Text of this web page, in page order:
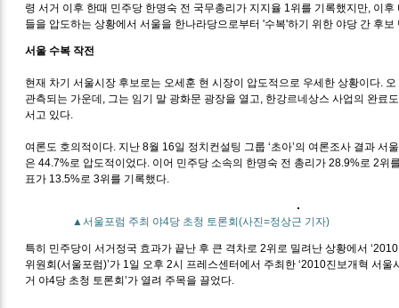
령 서거 이후 한때 민주당 한명숙 전 국무총리가 지지율 1위를 기록했지만, 이
들을 압도하는 상황에서 서울을 한나라당으로부터 '수복'하기 위한 야당 간 후
서울 수복 작전
현재 차기 서울시장 후보로는 오세훈 현 시장이 압도적으로 우세한 상황이다.
관측되는 가운데, 그는 임기 말 광화문 광장을 열고, 한강르네상스 사업의 완료
서고 있다.
여론도 호의적이다. 지난 8월 16일 정치컨설팅 그룹 ‘초아’의 여론조사 결과 서
은 44.7%로 압도적이었다. 이어 민주당 소속의 한명숙 전 총리가 28.9%로 2위
표가 13.5%로 3위를 기록했다.
▲서울포럼 주최 야4당 초청 토론회(사진=정상근 기자)
특히 민주당이 서거정국 효과가 끝난 후 큰 격차로 2위로 밀려난 상황에서
위원회(서울포럼)’가 1일 오후 2시 프레스센터에서 주최한 ‘2010진보개혁 서
거 야4당 초청 토론회’가 열려 주목을 끌었다.